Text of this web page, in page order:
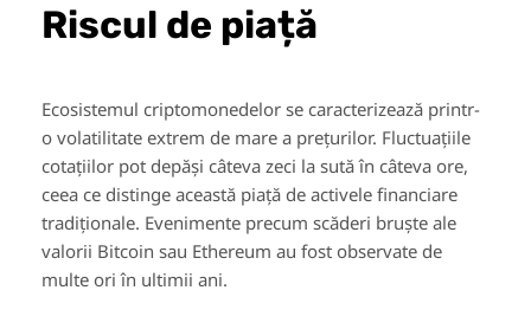
Riscul de piață
Ecosistemul criptomonedelor se caracterizează printr-
o volatilitate extrem de mare a prețurilor. Fluctuațiile
cotațiilor pot depăși câteva zeci la sută în câteva ore,
ceea ce distinge această piață de activele financiare
tradiționale. Evenimente precum scăderi bruște ale
valorii Bitcoin sau Ethereum au fost observate de
multe ori în ultimii ani.